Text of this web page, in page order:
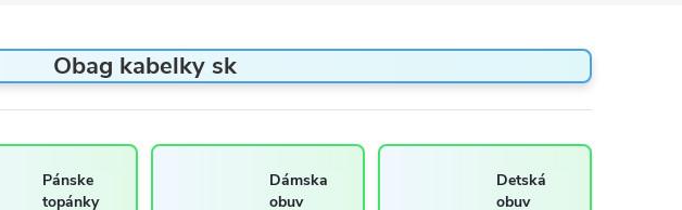
Obag kabelky sk
Pánske
topánky
Dámska
obuv
Detská
obuv